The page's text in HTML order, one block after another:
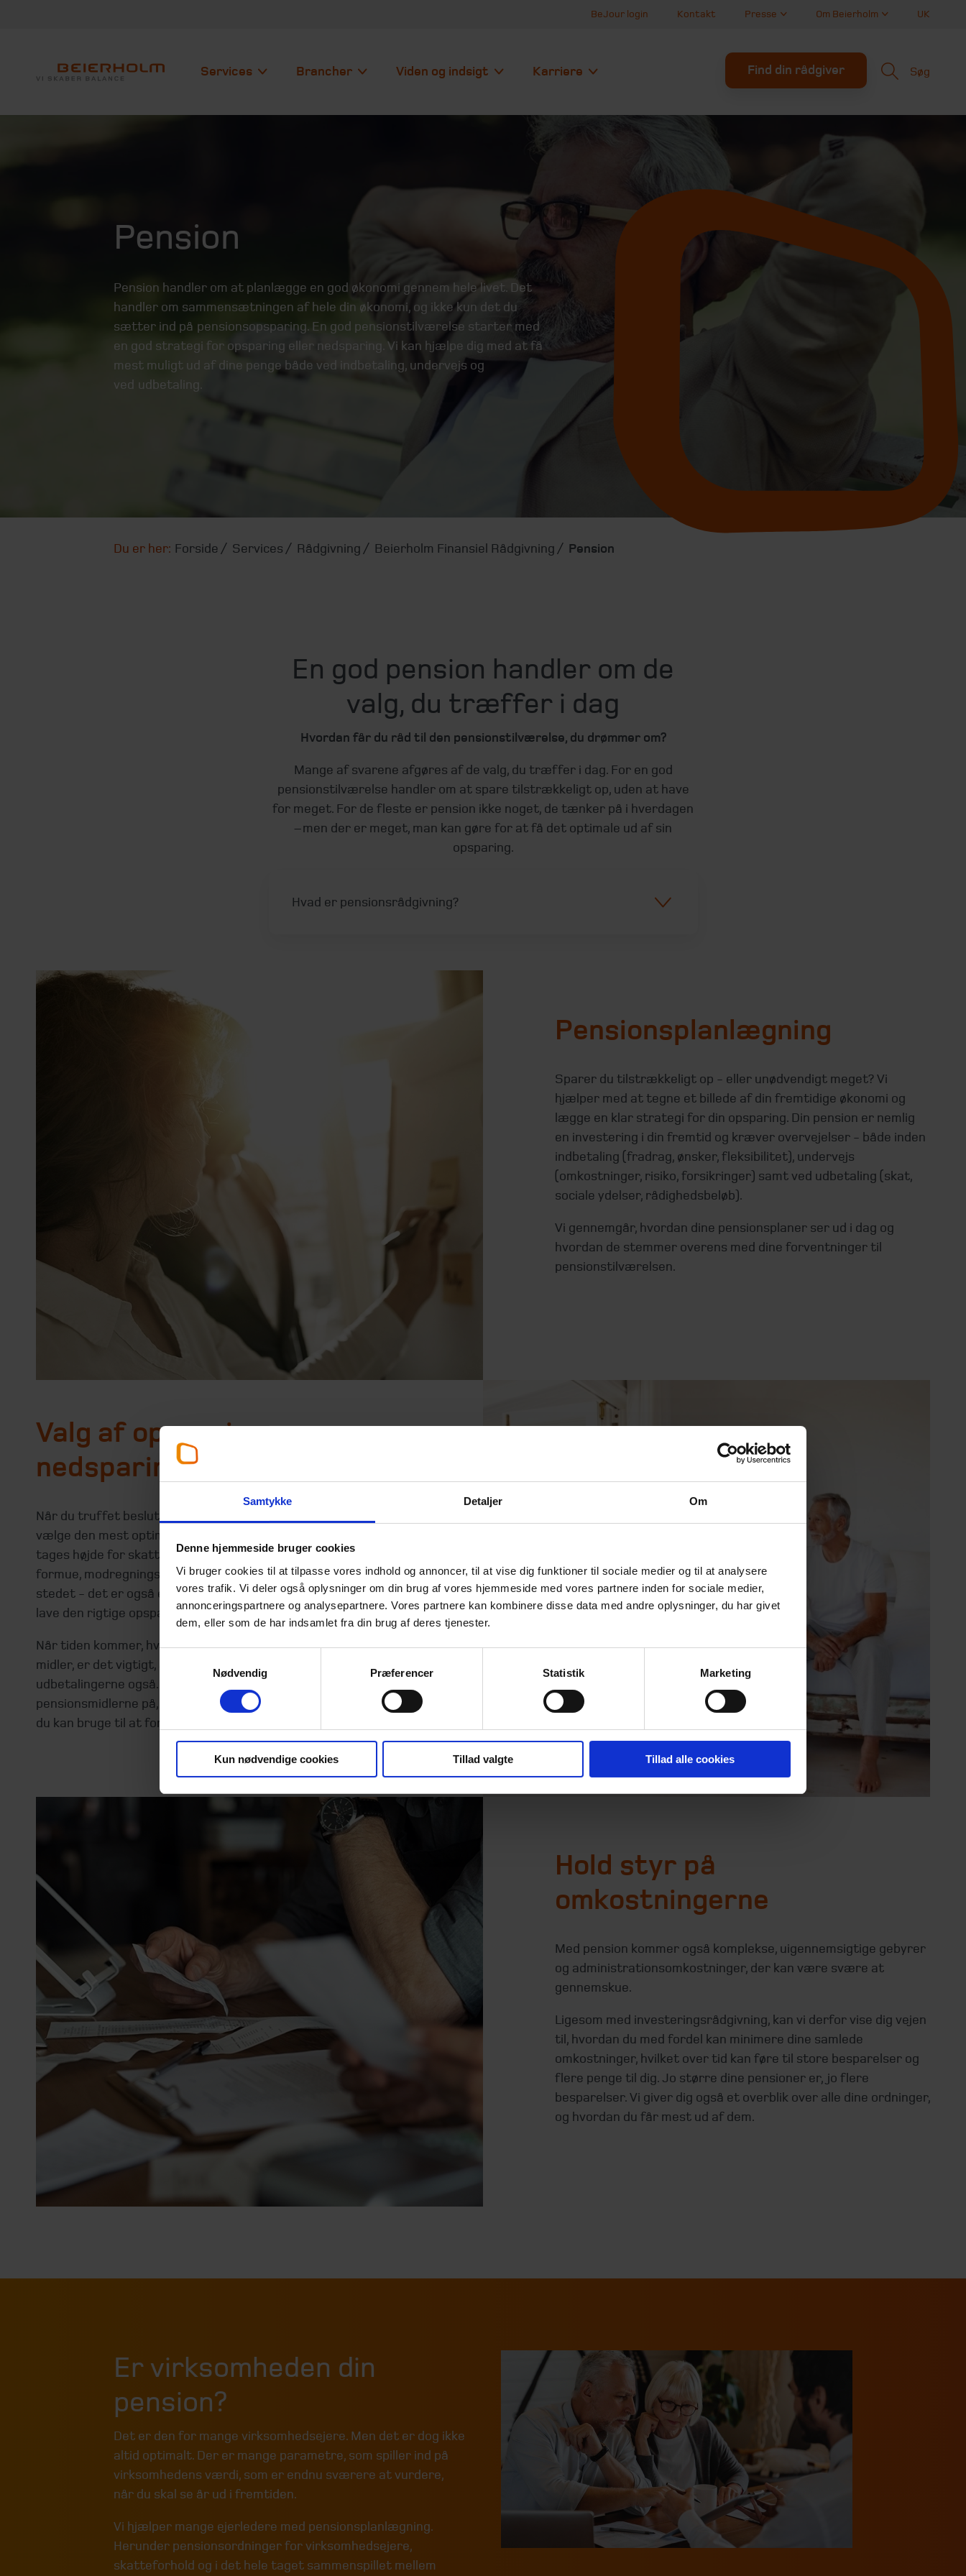
Samtykke Detaljer Om
Denne hjemmeside bruger cookies
Vi bruger cookies til at tilpasse vores indhold og annoncer, til at vise dig funktioner til sociale medier og til at analysere
vores trafik. Vi deler også oplysninger om din brug af vores hjemmeside med vores partnere inden for sociale medier,
annonceringspartnere og analysepartnere. Vores partnere kan kombinere disse data med andre oplysninger, du har givet
dem, eller som de har indsamlet fra din brug af deres tjenester.
Nødvendig
Præferencer Statistik Marketing
Kun nødvendige cookies Tillad valgte Tillad alle cookies
BeJour login Kontakt Presse Om Beierholm UK
Services Brancher Viden og indsigt Karriere Find din rådgiver Søg
Pension
Pension handler om at planlægge en god økonomi gennem hele livet. Det
handler om sammensætningen af hele din økonomi, og ikke kun det du
sætter ind på pensionsopsparing. En god pensionstilværelse starter med
en god strategi for opsparing eller nedsparing. Vi kan hjælpe dig med at få
mest muligt ud af dine penge både ved indbetaling, undervejs og
ved udbetaling.
Du er her: Forside Services Rådgivning Beierholm Finansiel Rådgivning Pension
En god pension handler om de
valg, du træffer i dag
Hvordan får du råd til den pensionstilværelse, du drømmer om?
Mange af svarene afgøres af de valg, du træffer i dag. For en god
pensionstilværelse handler om at spare tilstrækkeligt op, uden at have
for meget. For de fleste er pension ikke noget, de tænker på i hverdagen
– men der er meget, man kan gøre for at få det optimale ud af sin
opsparing.
Hvad er pensionsrådgivning?
Pensionsplanlægning
Sparer du tilstrækkeligt op - eller unødvendigt meget? Vi
hjælper med at tegne et billede af din fremtidige økonomi og
lægge en klar strategi for din opsparing. Din pension er nemlig
en investering i din fremtid og kræver overvejelser - både inden
indbetaling (fradrag, ønsker, fleksibilitet), undervejs
(omkostninger, risiko, forsikringer) samt ved udbetaling (skat,
sociale ydelser, rådighedsbeløb).
Vi gennemgår, hvordan dine pensionsplaner ser ud i dag og
hvordan de stemmer overens med dine forventninger til
pensionstilværelsen.
Valg af opsparing og
nedsparing
Når du truffet beslutning om behovet for opsparing, skal du
vælge den mest optimale måde at opspare på. Her skal der
tages højde for skatteforhold, opsparingens fleksibilitet, øvrig
formue, modregningsregler mv. Måske skal du afvikle gæld i
stedet - det er også en form for opsparing. Vi hjælper med at
lave den rigtige opsparingsstrategi for dig.
Når tiden kommer, hvor du skal til at tage hul på de opsparede
midler, er det vigtigt, at der lægges en klar strategi for
udbetalingerne også. Den rigtige rækkefølge og tempo at bruge
pensionsmidlerne på, har stor betydning for, hvor mange af dem,
du kan bruge til at forsøde tilværelsen.
Hold styr på
omkostningerne
Med pension kommer også komplekse, uigennemsigtige gebyrer
og administrationsomkostninger, der kan være svære at
gennemskue.
Ligesom med investeringsrådgivning, kan vi derfor vise dig vejen
til, hvordan du med fordel kan minimere dine samlede
omkostninger, hvilket over tid kan føre til store besparelser og
flere penge til dig. Jo større dine pensioner er, jo flere
besparelser. Vi giver dig også et overblik over alle dine ordninger,
og hvordan du får mest ud af dem.
Er virksomheden din
pension?
Det er den for mange virksomhedsejere. Men det er dog ikke
altid optimalt. Der er mange parametre, som spiller ind på
virksomhedens værdi, som er endnu sværere at vurdere,
når du skal se år ud i fremtiden.
Vi hjælper mange ejerledere med pensionsplanlægning.
Herunder pensionsordninger for virksomhedsejere,
skatteforhold og i det hele taget sammenspillet mellem